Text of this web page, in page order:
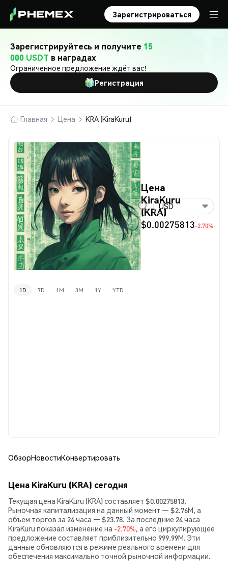
Зарегистрироваться
Зарегистрируйтесь и получите 15
000 USDT в наградах
Ограниченное предложение ждёт вас!
Регистрация
Главная Цена KRA (KiraKuru)
Цена
KiraKuru
(KRA)
$0.00275813-2.70%
USD
1D 7D 1M 3M 1Y YTD
ОбзорНовостиКонвертировать
Цена KiraKuru (KRA) сегодня
Текущая цена KiraKuru (KRA) составляет $0.00275813.
Рыночная капитализация на данный момент — $2.76M, а
объем торгов за 24 часа — $23.78. За последние 24 часа
KiraKuru показал изменение на -2.70%, а его циркулирующее
предложение составляет приблизительно 999.99M. Эти
данные обновляются в режиме реального времени для
обеспечения максимально точной рыночной информации.